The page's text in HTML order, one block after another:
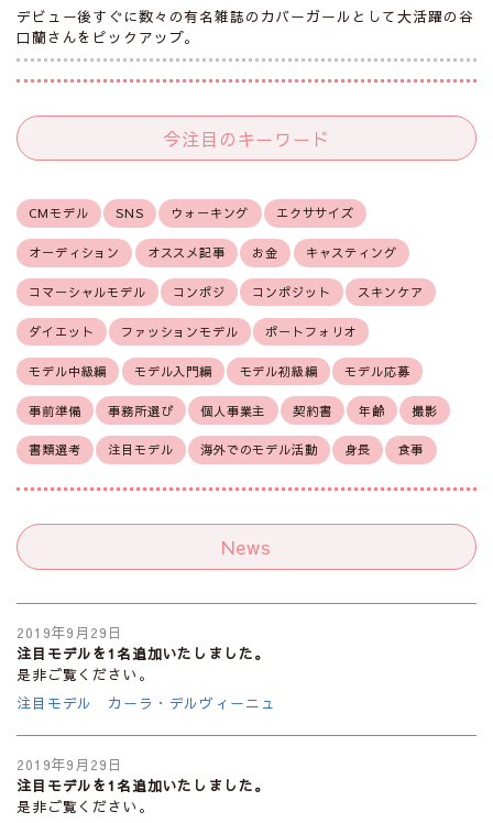
デビュー後すぐに数々の有名雑誌のカバーガールとして大活躍の谷
口蘭さんをピックアップ。
今注目のキーワード
CMモデル SNS ウォーキング エクササイズ
オーディション オススメ記事 お金 キャスティング
コマーシャルモデル コンポジ コンポジット スキンケア
ダイエット ファッションモデル ポートフォリオ
モデル中級編 モデル入門編 モデル初級編 モデル応募
事前準備 事務所選び 個人事業主 契約書 年齢 撮影
書類選考 注目モデル 海外でのモデル活動 身長 食事
News
2019年9月29日
注目モデルを1名追加いたしました。
是非ご覧ください。
注目モデル カーラ・デルヴィーニュ
2019年9月29日
注目モデルを1名追加いたしました。
是非ご覧ください。